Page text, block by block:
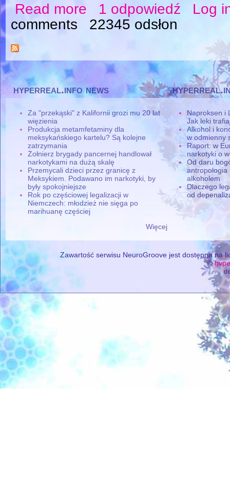
Read more about Salvia Divinorum - odległy cel
1 odpowiedź
Log
comments
22345 odsłon
hyperreal.info news
Za "przekąski" z Kalifornii grozi mu 20 lat
więzienia
Produkcja metamfetaminy dla
meksykańskiego kartelu? Są kolejne
zatrzymania
Żołnierz brygady pancernej handlował
narkotykami na dużą skalę
Przemycali dzieci przez granicę z
Meksykiem. Podawano im narkotyki, by
były spokojniejsze
Rok po częściowej legalizacji w
Niemczech: młodzież nie sięga po
marihuanę częściej
Więcej
Naproksen i
Jak leki
Alkohol i
w odmienny
Raport: w
narkotyki o
Od daru
antropologia
alkoholem
Dlaczego
od
Zawartość serwisu NeuroGroove jest dostępna na
©